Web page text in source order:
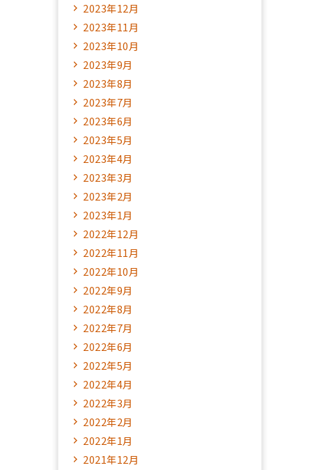
2023年12月
2023年11月
2023年10月
2023年9月
2023年8月
2023年7月
2023年6月
2023年5月
2023年4月
2023年3月
2023年2月
2023年1月
2022年12月
2022年11月
2022年10月
2022年9月
2022年8月
2022年7月
2022年6月
2022年5月
2022年4月
2022年3月
2022年2月
2022年1月
2021年12月